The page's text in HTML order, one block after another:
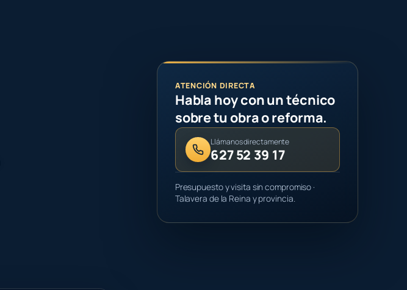
ATENCIÓN DIRECTA
Habla hoy con un técnico
sobre tu obra o reforma.
Llámanos directamente
627 52 39 17
Presupuesto y visita sin compromiso ·
Talavera de la Reina y provincia.